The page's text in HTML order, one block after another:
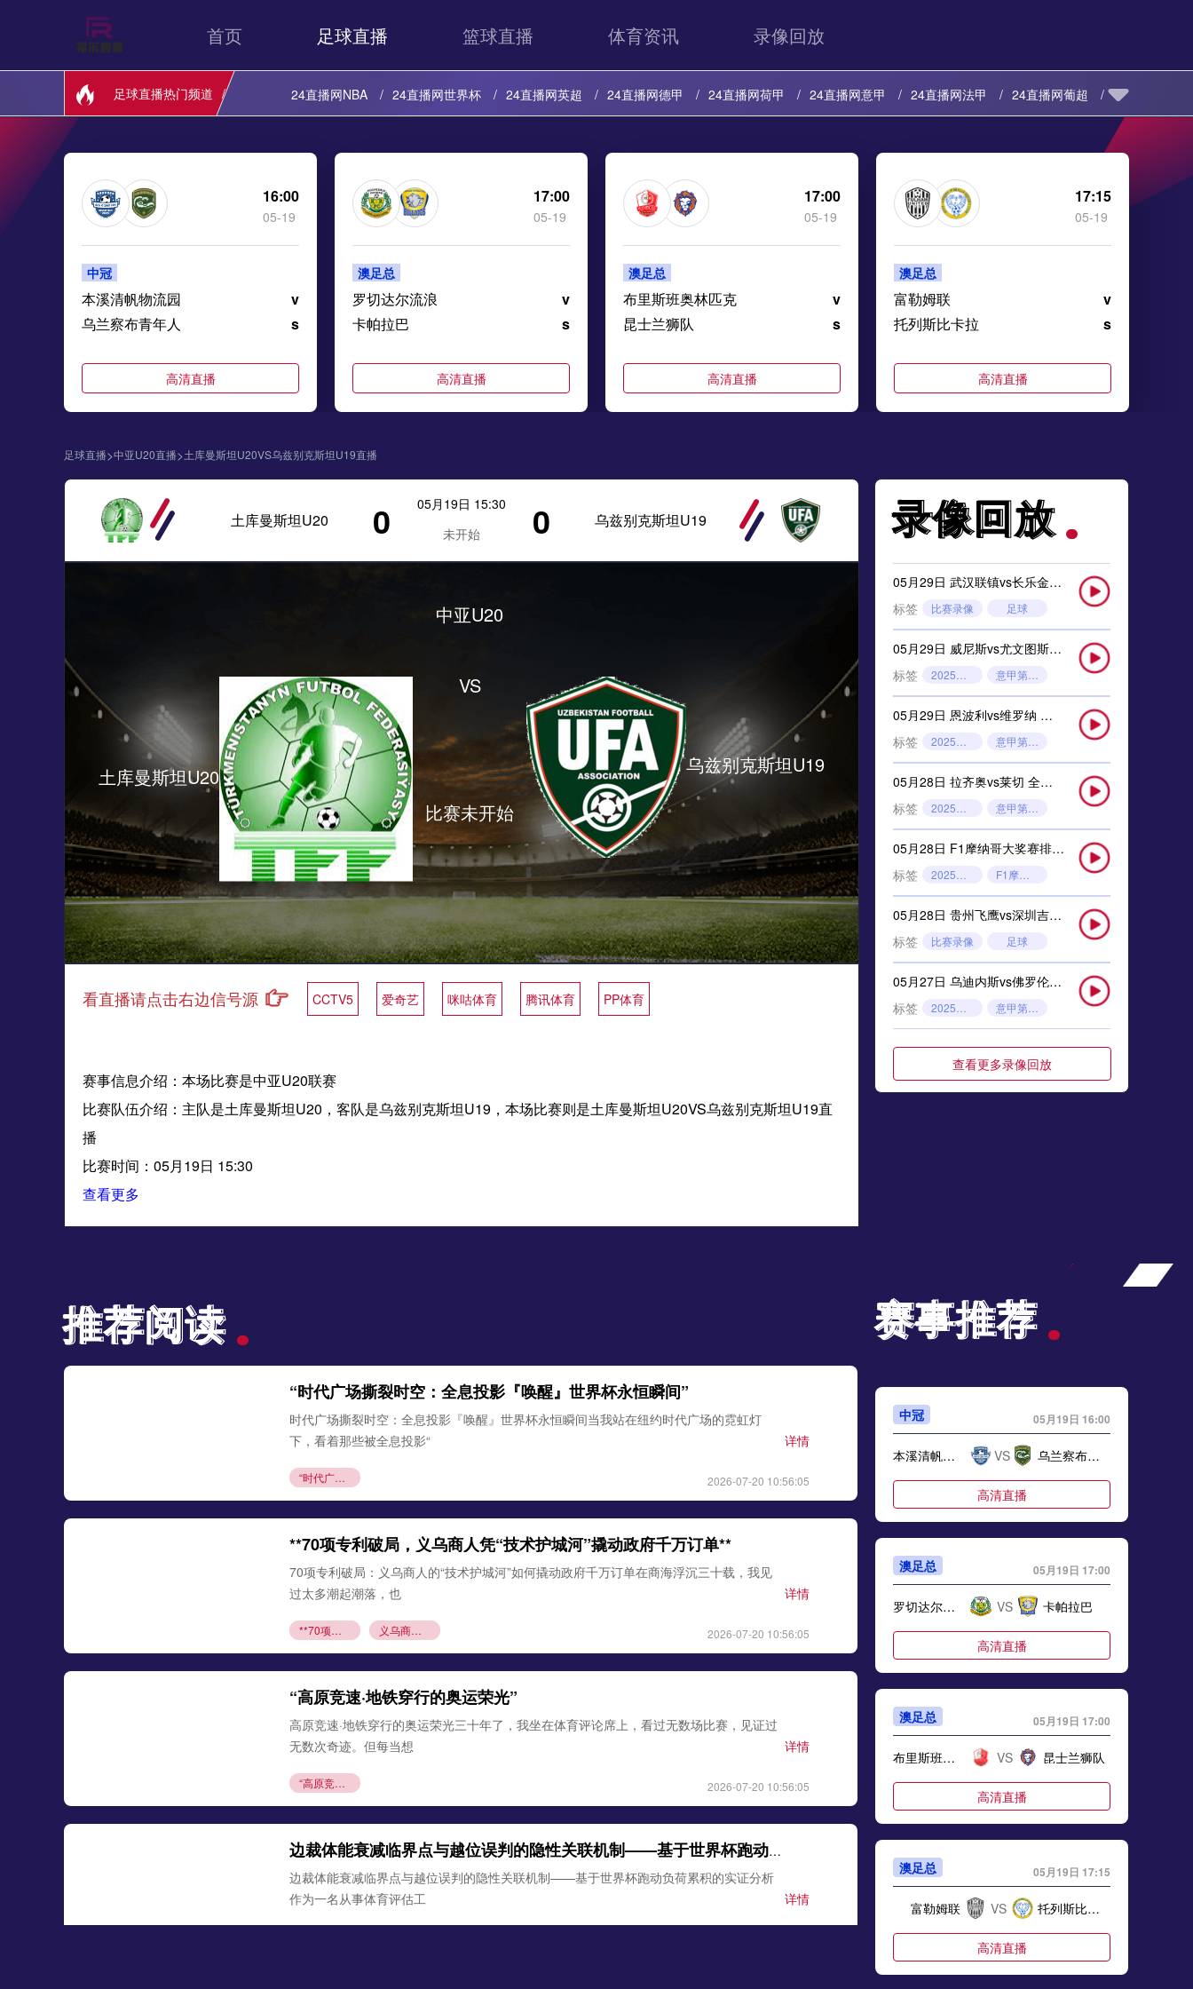
首页 足球直播 篮球直播 体育资讯 录像回放
足球直播热门频道 24直播网NBA 24直播网世界杯 24直播网英超 24直播网德甲 24直播网荷甲 24直播网意甲 24直播网法甲 24直播网葡超
24直播网美职业 24直播网巴西甲 24直播网荷乙 24直播网葡甲 24直播网意乙 24直播网韩K联
24直播网中甲 24直播网丹麦超 24直播网瑞典超
24直播网俄超 24直播网芬超 24直播网苏超
16:00
05-19
中冠
本溪清帆物流园
v
乌兰察布青年人
s
高清直播
17:00
05-19
澳足总
罗切达尔流浪
v
卡帕拉巴
s
高清直播
17:00
05-19
澳足总
布里斯班奥林匹克
v
昆士兰狮队
s
高清直播
17:15
05-19
澳足总
富勒姆联
v
托列斯比卡拉
s
高清直播
足球直播>中亚U20直播>土库曼斯坦U20VS乌兹别克斯坦U19直播
土库曼斯坦U20 0
05月19日 15:30
未开始
0 乌兹别克斯坦U19
土库曼斯坦U20
中亚U20
VS
比赛未开始
乌兹别克斯坦U19
看直播请点击右边信号源 CCTV5 爱奇艺 咪咕体育 腾讯体育 PP体育
赛事信息介绍：本场比赛是中亚U20联赛
比赛队伍介绍：主队是土库曼斯坦U20，客队是乌兹别克斯坦U19，本场比赛则是土库曼斯坦U20VS乌兹别克斯坦U19直
播
比赛时间：05月19日 15:30
查看更多
录像回放
录像回放
05月29日 武汉联镇vs长乐金刚腿 全场录像
标签
比赛录像 足球
05月29日 威尼斯vs尤文图斯 全场录像回放
标签
05月29日 恩波利vs维罗纳 全场录像回放
标签
05月28日 拉齐奥vs莱切 全场录像回放
标签
05月28日 F1摩纳哥大奖赛排位赛 全场录像回放
标签
05月28日 贵州飞鹰vs深圳吉祥 全场录像
标签
比赛录像 足球
05月27日 乌迪内斯vs佛罗伦萨 全场录像回放
标签
05月27日 狼队vs布伦特福德 全场录像回放
标签
2025年5月26日 英超第38轮
标签
2025年5月25日
标签
05月25日 NHL西部决赛G2 埃德蒙顿油人vs达拉斯星 全场录像回放
05月25日 科莫vs国际米兰 全场录像回放
标签
2025年5月24日 意甲第38轮
05月24日 深圳青年人vs大连英博 全场录像回放
标签
足协杯第3轮
标签
比赛录像 利雅得胜利
05月24日 NHL季后赛东部决赛G2 佛罗里达美洲豹vs卡罗莱纳飓风 全场录像回放
标签
2025年5月23日 NHL季后赛东部决赛G2
05月23日 05月21日NBA西部决赛G1 森林狼 - 雷霆 全场录像
标签
比赛录像 NBA
标签
沙特联第33轮
05月23日 广东广州豹vs深圳新鹏城 全场录像
标签
05月22日 苏州东吴vs上海海港 全场录像
查看更多录像回放
推荐阅读
推荐阅读
“时代广场撕裂时空：全息投影『唤醒』世界杯永恒瞬间”
时代广场撕裂时空：全息投影『唤醒』世界杯永恒瞬间当我站在纽约时代广场的霓虹灯
下，看着那些被全息投影“
详情
“时代广场撕裂时空：全息投影『唤醒』世界杯永恒瞬间” 2026-07-20 10:56:05
**70项专利破局，义乌商人凭“技术护城河”撬动政府千万订单**
70项专利破局：义乌商人的“技术护城河”如何撬动政府千万订单在商海浮沉三十载，我见
过太多潮起潮落，也
详情
**70项专利破局 义乌商人凭“技术护城河”撬动政府千万订单** 2026-07-20 10:56:05
“高原竞速·地铁穿行的奥运荣光”
高原竞速·地铁穿行的奥运荣光三十年了，我坐在体育评论席上，看过无数场比赛，见证过
无数次奇迹。但每当想
详情
“高原竞速·地铁穿行的奥运荣光” 2026-07-20 10:56:05
边裁体能衰减临界点与越位误判的隐性关联机制——基于世界杯跑动负荷累积的实证分析
边裁体能衰减临界点与越位误判的隐性关联机制——基于世界杯跑动负荷累积的实证分析
作为一名从事体育评估工
详情
赛事推荐
赛事推荐
中冠 05月19日 16:00
本溪清帆物流园 VS 乌兰察布青年人
高清直播
澳足总 05月19日 17:00
罗切达尔流浪 VS 卡帕拉巴
高清直播
澳足总 05月19日 17:00
布里斯班奥林匹克 VS 昆士兰狮队
高清直播
澳足总 05月19日 17:15
富勒姆联 VS 托列斯比卡拉
高清直播